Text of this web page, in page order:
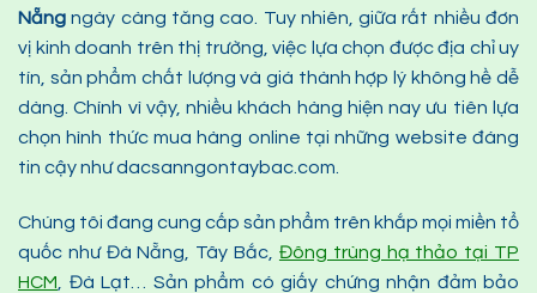
Nẵng ngày càng tăng cao. Tuy nhiên, giữa rất nhiều đơn
vị kinh doanh trên thị trường, việc lựa chọn được địa chỉ uy
tín, sản phẩm chất lượng và giá thành hợp lý không hề dễ
dàng. Chính vì vậy, nhiều khách hàng hiện nay ưu tiên lựa
chọn hình thức mua hàng online tại những website đáng
tin cậy như dacsanngontaybac.com.
Chúng tôi đang cung cấp sản phẩm trên khắp mọi miền tổ
quốc như Đà Nẵng, Tây Bắc, Đông trùng hạ thảo tại TP
HCM , Đà Lạt… Sản phẩm có giấy chứng nhận đảm bảo